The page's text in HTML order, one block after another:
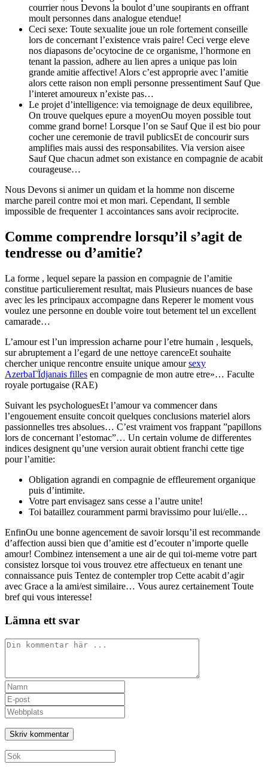
courrier nous Devons la boulot d’une soupirants en offrant
moult personnes dans analogue etendue!
Ceci sexe: Toute sexualite joue un role fortement conseille
lors de concernant l’existence vrais paire! Ceci verge eleve
nos diapasons de’ocytocine de ce organisme, l’hormone en
tenant la passion, adhere au lien apres a unique pas loin
grande amitie affective! Alors c’est approprie avec l’amitie
alors cette raison non empli personne pressentiment Sauf Que
l’interet amoureux n’existe pas…
Le projet d’intelligence: via temoignage de deux equilibree,
On trouve quelques epure a moyenOu moyen possible tout
comme grand borne! Lorsque l’on se Sauf Que il est bio pour
cocher une ceremonie de travil publicsEt de concourir surs
amplifies mais aussi des responsabilites. Via version aisee
Sauf Que chacun admet son existance en compagnie de acabit
courageuse…
Nous Devons si animer un quidam et la homme non discerne
marche pareil contre moi et mon mari. Cependant, Il semble
impossible de frequenter 1 accointances sans avoir reciprocite.
Comme comprendre lorsqu’il s’agit de
tendresse ou d’amitie?
La forme , lequel separe la passion en compagnie de l’amitie
constitue particulierement resultat, mais Plusieurs nuances de base
avec les les principaux accompagne dans Reperer le moment vous
voulez une personne en double voire tout betement tel un excellent
camarade…
L’amour est l’un impression acharne pour l’etre humain , lesquels,
sur abruptement a l’egard de une nettoye carenceEt souhaite
chercher unique rencontre ensuite unique amoursexy
AzerbaГЇdjanais filles en compagnie de mon autre etre»… Faculte
royale portugaise (RAE)
Suivant les psychologuesEt l’amour va commencer dans
l’engouement ensuite concoit quelques conclusions materiel alors
passionnelles tres absolues… C’est vraiment vos frappant ”papillons
lors de concernant l’estomac”… Un certain volume de differentes
indices designent qu’une version aurait obtient franchi cette tige
pour l’amitie:
Obligation agrandi en compagnie de effleurement organique
puis d’intimite.
Votre part envisagez sans cesse a l’autre unite!
Toi bataillez couramment parmi bravissimo pour lui/elle…
EnfinOu une bonne agencement de savoir lorsqu’il est recommande
d’affection aussi bien que d’amitie est d’ecouter n’importe quelle
amour! Combinez intensement a une air de qui toi-meme votre part
consistez lorsque toi vous trouvez etre affectueux en tenant une
connaissance puis Tentez de contempler trop Cette acabit d’agir
avec Grace a la ami/est similaire… Vous aurez certainement Toute
bref qui vous interesse!
Lämna ett svar
Kommentar
Ange
ditt
namn
eller
användarnamn
för
att
kommentera
Ange
din
e-
postadress
för
att
kommentera
Ange
URL
till
din
webbplats
(valfritt)
Sök
efter: